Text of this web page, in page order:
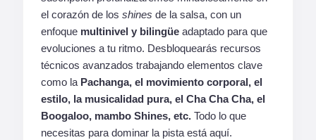
el corazón de losshines de la salsa, con un
enfoque multinivel y bilingüe adaptado para que
evoluciones a tu ritmo. Desbloquearás recursos
técnicos avanzados trabajando elementos clave
como la Pachanga, el movimiento corporal, el
estilo, la musicalidad pura, el Cha Cha Cha, el
Boogaloo, mambo Shines, etc. Todo lo que
necesitas para dominar la pista está aquí.